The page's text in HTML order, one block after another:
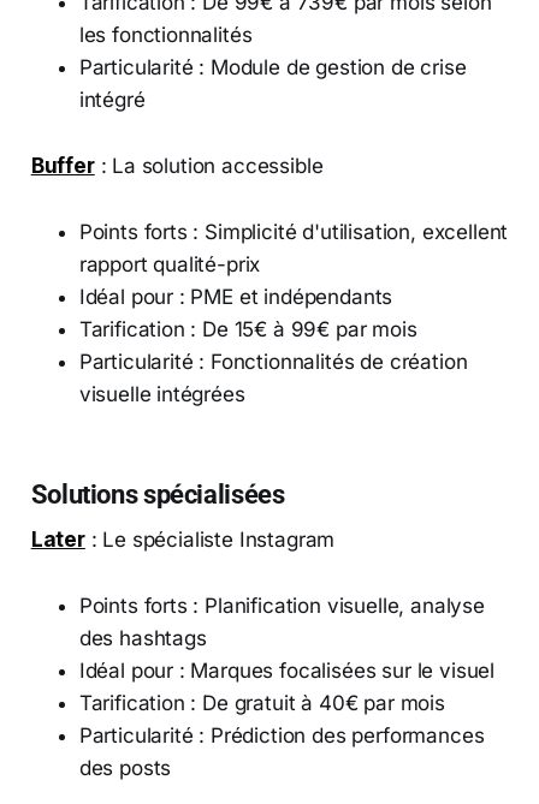
les fonctionnalités
Particularité : Module de gestion de crise
intégré
Buffer: La solution accessible
Points forts : Simplicité d'utilisation, excellent
rapport qualité-prix
Idéal pour : PME et indépendants
Tarification : De 15€ à 99€ par mois
Particularité : Fonctionnalités de création
visuelle intégrées
Solutions spécialisées
Later: Le spécialiste Instagram
Points forts : Planification visuelle, analyse
des hashtags
Idéal pour : Marques focalisées sur le visuel
Tarification : De gratuit à 40€ par mois
Particularité : Prédiction des performances
des posts